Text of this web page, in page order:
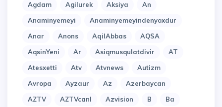
Agdam
Agilurek Aksiya
An
Anaminyemeyi
Anaminyemeyindenyoxdur
Anar
Anons AqilAbbas
AQSA
AqsinYeni
Ar Asiqmusqulatdivir
AT
Atesxetti
Atv Atvnews
Autizm
Avropa
Ayzaur Az
Azerbaycan
AZTV
AZTVcanl Azvision B
Ba